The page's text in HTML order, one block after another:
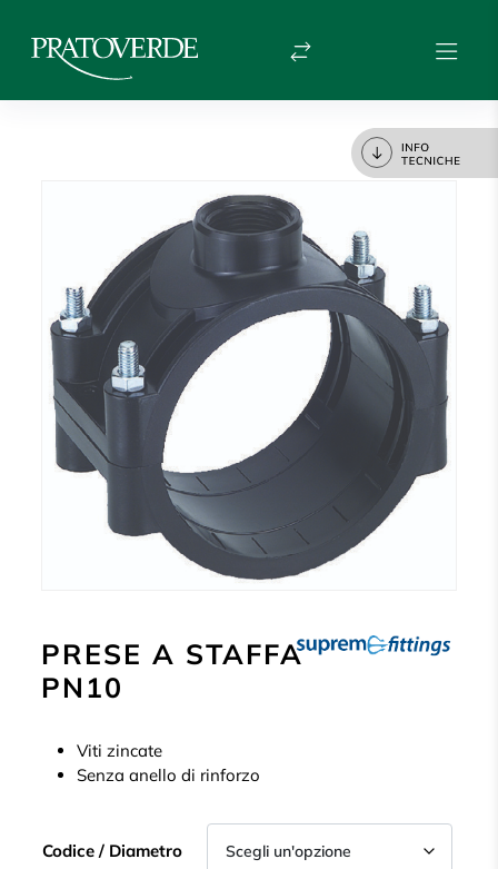
PRESE A STAFFA
PN10
Viti zincate
Senza anello di rinforzo
Codice / Diametro